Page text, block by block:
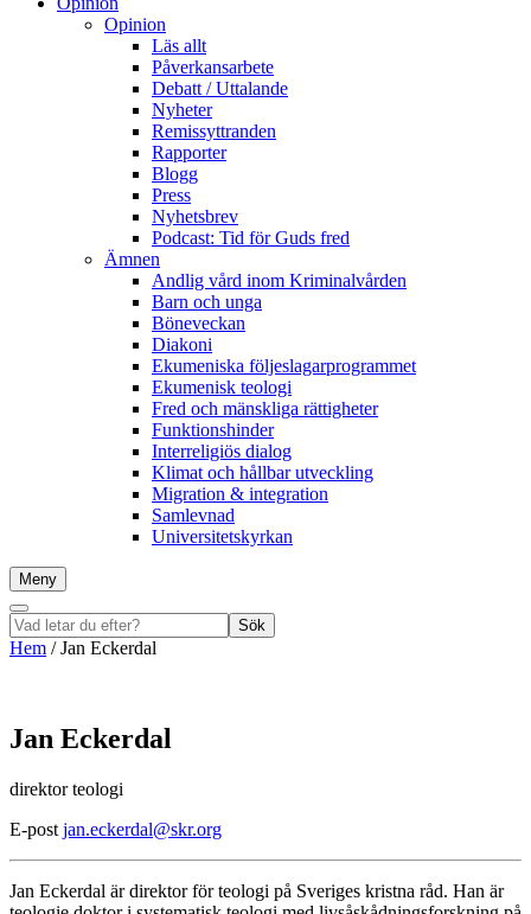
Opinion
Läs allt
Påverkansarbete
Debatt / Uttalande
Nyheter
Remissyttranden
Rapporter
Blogg
Press
Nyhetsbrev
Podcast: Tid för Guds fred
Ämnen
Andlig vård inom Kriminalvården
Barn och unga
Böneveckan
Diakoni
Ekumeniska följeslagarprogrammet
Ekumenisk teologi
Fred och mänskliga rättigheter
Funktionshinder
Interreligiös dialog
Klimat och hållbar utveckling
Migration & integration
Samlevnad
Universitetskyrkan
Meny
Sök
Vad
letar
Sök
Hem /Jan Eckerdal
Jan Eckerdal
direktor teologi
E-post jan.eckerdal@skr.org
Jan Eckerdal är direktor för teologi på Sveriges kristna råd. Han är